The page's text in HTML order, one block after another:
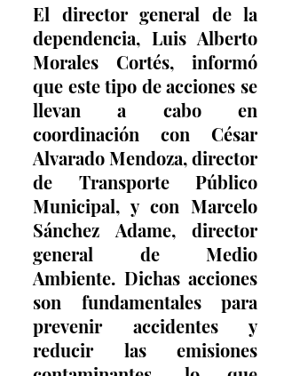
El director general de la
dependencia, Luis Alberto
Morales Cortés, informó
que este tipo de acciones se
llevan a cabo en
coordinación con César
Alvarado Mendoza, director
de Transporte Público
Municipal, y con Marcelo
Sánchez Adame, director
general de Medio
Ambiente. Dichas acciones
son fundamentales para
prevenir accidentes y
reducir las emisiones